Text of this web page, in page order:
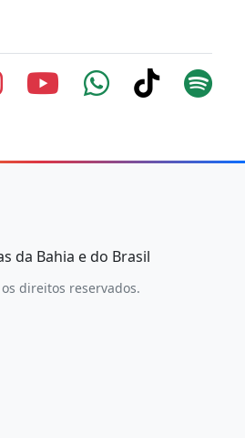
da Bahia e do Brasil
direitos reservados.